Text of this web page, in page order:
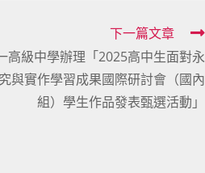
下一篇文章
高級中學辦理「2025高中生面對永
與實作學習成果國際研討會（國內
組）學生作品發表甄選活動」